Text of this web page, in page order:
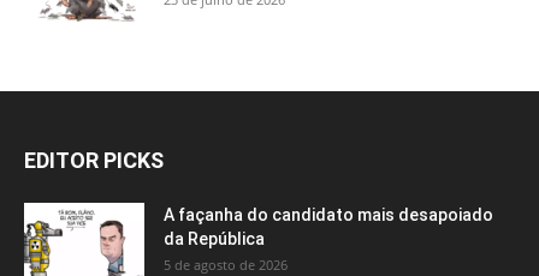
EDITOR PICKS
A façanha do candidato mais desapoiado
da República
5 de agosto de 2026